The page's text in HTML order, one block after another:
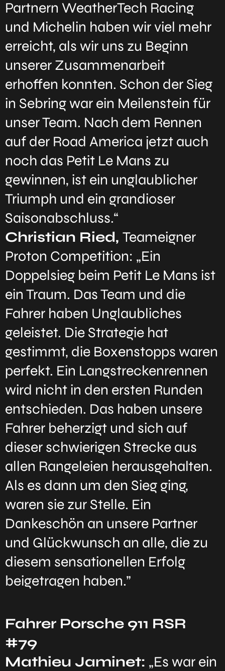
Partnern WeatherTech Racing
und Michelin haben wir viel mehr
erreicht, als wir uns zu Beginn
unserer Zusammenarbeit
erhoffen konnten. Schon der Sieg
in Sebring war ein Meilenstein für
unser Team. Nach dem Rennen
auf der Road America jetzt auch
noch das Petit Le Mans zu
gewinnen, ist ein unglaublicher
Triumph und ein grandioser
Saisonabschluss.“
Christian Ried, Teameigner
Proton Competition: „Ein
Doppelsieg beim Petit Le Mans ist
ein Traum. Das Team und die
Fahrer haben Unglaubliches
geleistet. Die Strategie hat
gestimmt, die Boxenstopps waren
perfekt. Ein Langstreckenrennen
wird nicht in den ersten Runden
entschieden. Das haben unsere
Fahrer beherzigt und sich auf
dieser schwierigen Strecke aus
allen Rangeleien herausgehalten.
Als es dann um den Sieg ging,
waren sie zur Stelle. Ein
Dankeschön an unsere Partner
und Glückwunsch an alle, die zu
diesem sensationellen Erfolg
beigetragen haben.”
Fahrer Porsche 911 RSR
#79
Mathieu Jaminet: „Es war ein